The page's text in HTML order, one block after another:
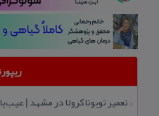
:: تعمیر تویوتا كرولا در مشهد |